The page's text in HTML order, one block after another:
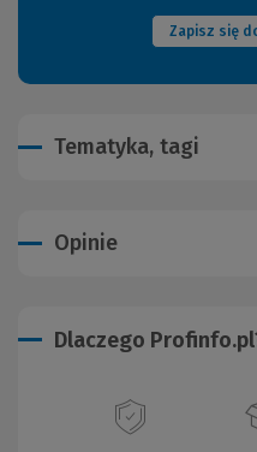
Zapisz się
Tematyka, tagi
Opinie
Dlaczego